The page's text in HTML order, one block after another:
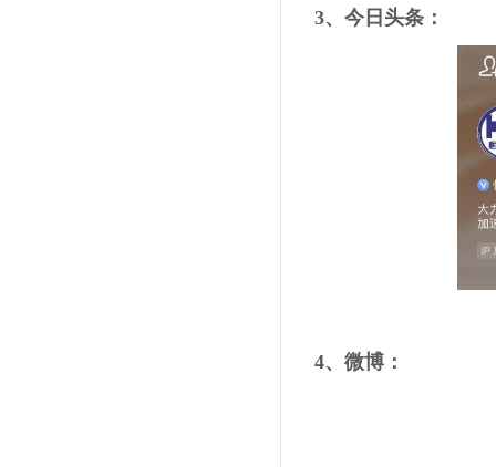
3、今日头条：
4、微博：